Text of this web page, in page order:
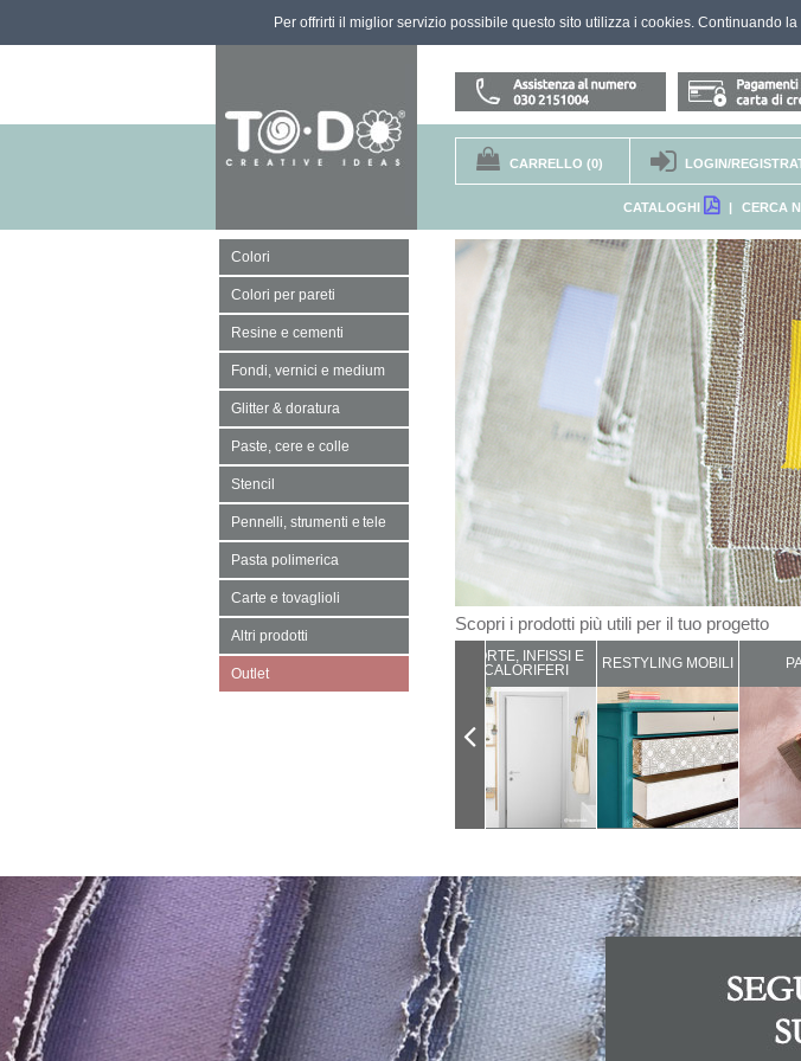
Per offrirti il miglior servizio possibile questo sito utilizza i cookies. Continuando
CARRELLO (0) LOGIN/
CATALOGHI | CERCA
Colori
Colori per pareti
Resine e cementi
Fondi, vernici e medium
Glitter & doratura
Paste, cere e colle
Stencil
Pennelli, strumenti e tele
Pasta polimerica
Carte e tovaglioli
Altri prodotti
Outlet
Scopri i prodotti più utili per il tuo progetto
PORTE, INFISSI E
CALORIFERI
RESTYLING MOBILI